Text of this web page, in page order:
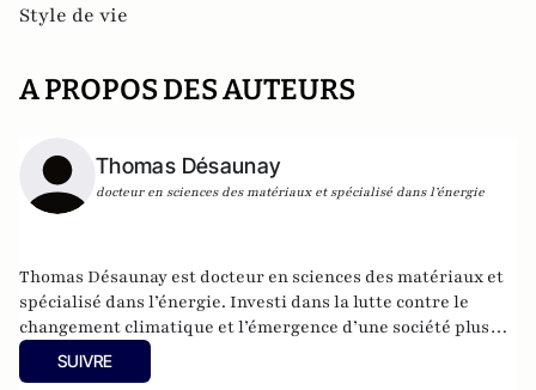
Style de vie
A PROPOS DES AUTEURS
Thomas Désaunay
docteur en sciences des matériaux et spécialisé dans l’énergie
Thomas Désaunay est docteur en sciences des matériaux et
spécialisé dans l’énergie. Investi dans la lutte contre le
changement climatique et l’émergence d’une société plus
résiliente, il participé avec l’association CliMates à
l’organisation de la 11
SUIVRE